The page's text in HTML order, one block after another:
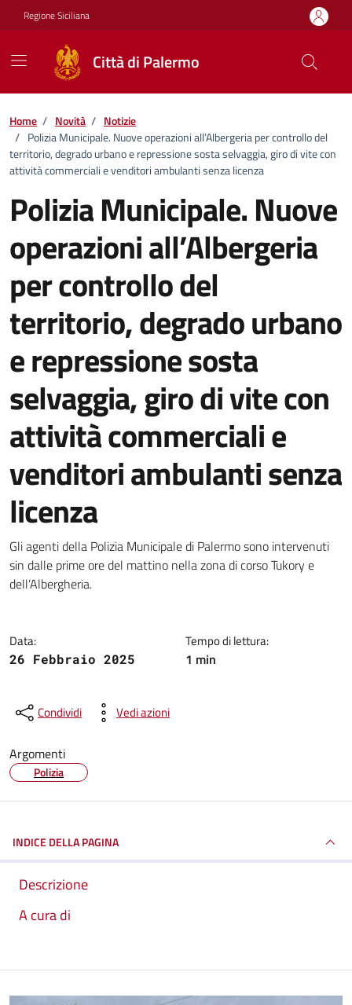
Vai ai contenuti
Vai al footer
Regione Siciliana
Città di Palermo
Home / Novità / Notizie
/ Polizia Municipale. Nuove operazioni all’Albergeria per controllo del
territorio, degrado urbano e repressione sosta selvaggia, giro di vite con
attività commerciali e venditori ambulanti senza licenza
Polizia Municipale. Nuove
operazioni all’Albergeria
per controllo del
territorio, degrado urbano
e repressione sosta
selvaggia, giro di vite con
attività commerciali e
venditori ambulanti senza
licenza
Dettagli della notizia
Gli agenti della Polizia Municipale di Palermo sono intervenuti
sin dalle prime ore del mattino nella zona di corso Tukory e
dell’Albergheria.
Data:
26 Febbraio 2025
Tempo di lettura:
1 min
Condividi Vedi azioni
Argomenti
Polizia
INDICE DELLA PAGINA
Descrizione
A cura di